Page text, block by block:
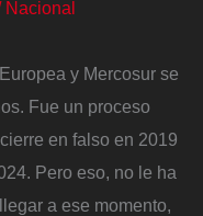
Nacional
y Mercosur se
Fue un proceso
en falso en 2019
Pero eso, no le ha
a ese momento,